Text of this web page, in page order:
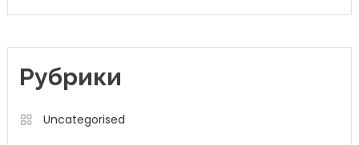
Рубрики
Uncategorised